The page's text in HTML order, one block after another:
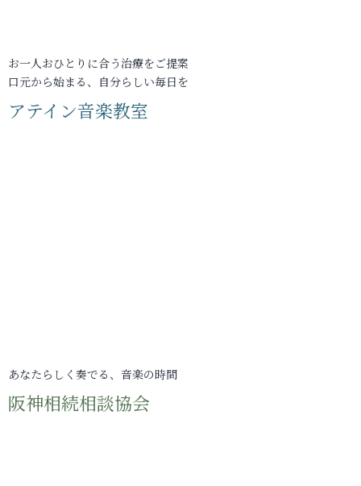
お一人おひとりに合う治療をご提案
口元から始まる、自分らしい毎日を
アテイン音楽教室
あなたらしく奏でる、音楽の時間
阪神相続相談協会